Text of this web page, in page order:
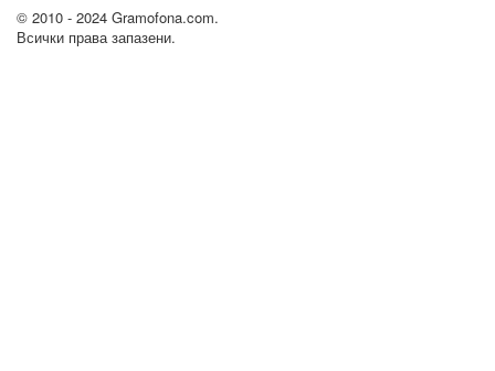
© 2010 - 2024 Gramofona.com.
Всички права запазени.